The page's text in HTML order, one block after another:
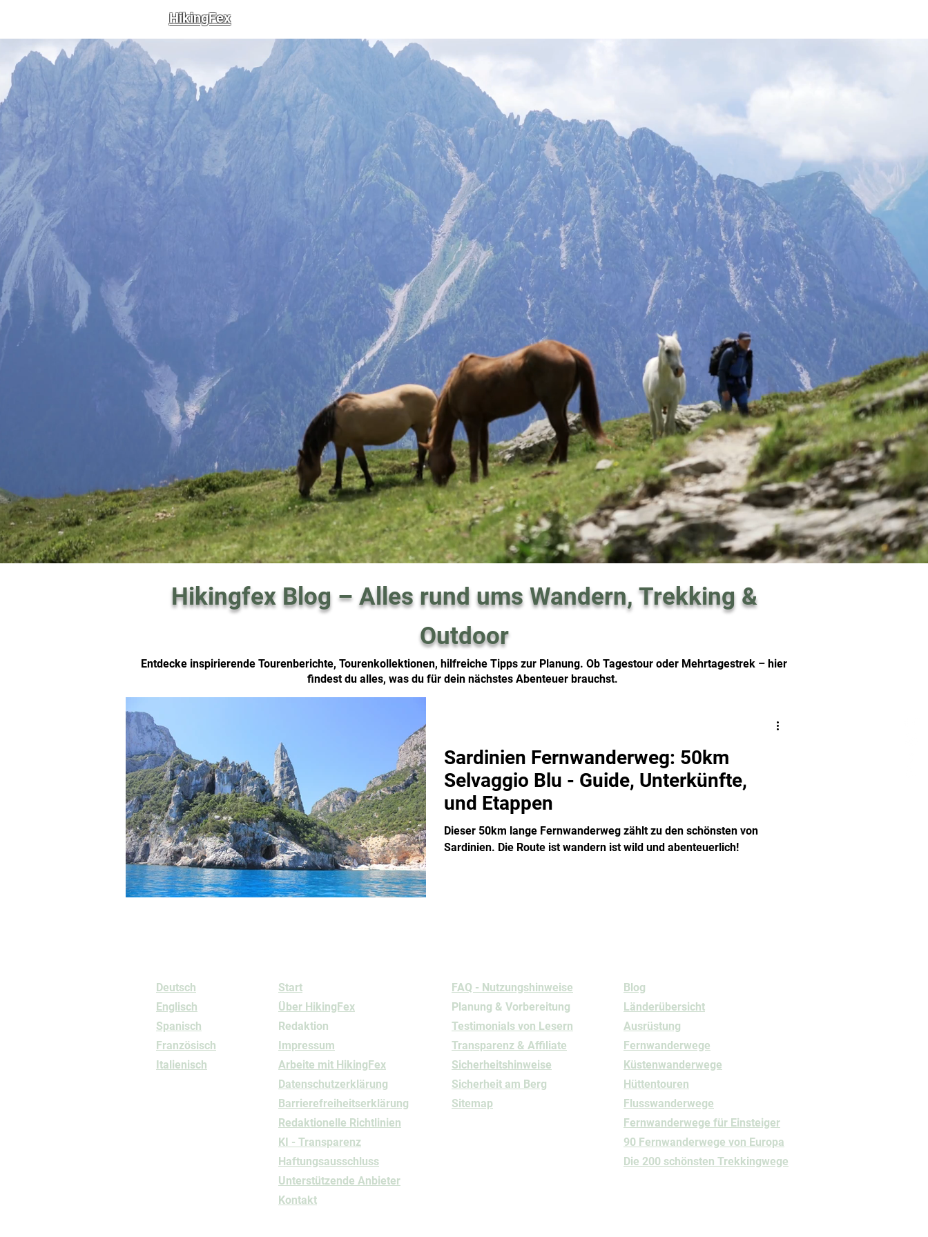
HikingFex
Hikingfex Blog – Alles rund ums Wandern, Trekking &
Outdoor
Entdecke inspirierende Tourenberichte, Tourenkollektionen, hilfreiche Tipps zur Planung. Ob Tagestour oder Mehrtagestrek – hier
findest du alles, was du für dein nächstes Abenteuer brauchst.
Sardinien Fernwanderweg: 50km
Selvaggio Blu - Guide, Unterkünfte,
und Etappen
Dieser 50km lange Fernwanderweg zählt zu den schönsten von
Sardinien. Die Route ist wandern ist wild und abenteuerlich!
Deutsch
Englisch
Spanisch
Französisch
Italienisch
Start
Über HikingFex
Redaktion
Impressum
Arbeite mit HikingFex
Datenschutz​erklärung
Barrierefreiheitserklärung
Redaktionelle Richtlinien
KI - Transparenz
Haftungsausschluss
Unterstützende Anbieter
Kontakt
FAQ - Nutzungshinweise
Planung & Vorbereitung
Testimonials von Lesern
Transparenz & Affiliate
Sicherheitshinweise
Sicherheit am Berg
Sitemap
Blog
Länderübersicht
Ausrüstung
Fernwanderwege
Küstenwanderwege
Hüttentouren
Flusswanderwege
Fernwanderwege für Einsteiger
90 Fernwanderwege von Europa
Die 200 schönsten Trekkingwege